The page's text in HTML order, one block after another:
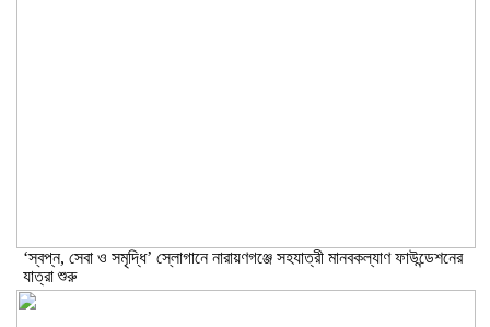
‘স্বপ্ন, সেবা ও সমৃদ্ধি’ স্লোগানে নারায়ণগঞ্জে সহযাত্রী মানবকল্যাণ ফাউন্ডেশনের
যাত্রা শুরু